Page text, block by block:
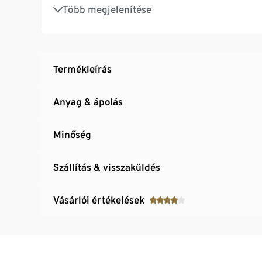
Több megjelenítése
Ideális női nadrág jógához, sporthoz és
Termékleírás
Anyag & ápolás
Minőség
Szállítás & visszaküldés
Vásárlói értékelések